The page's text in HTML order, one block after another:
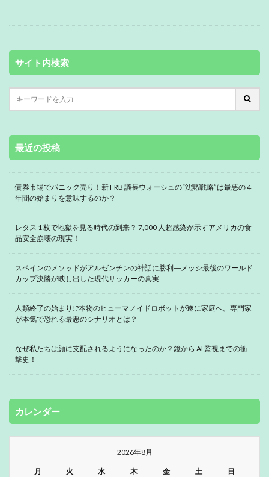
サイト内検索
最近の投稿
債券市場でパニック売り！新 FRB 議長ウォーシュの“沈黙戦略”は最悪の 4
年間の始まりを意味するのか？
レタス 1 枚で地獄を見る時代の到来？ 7,000 人超感染が示すアメリカの食
品安全崩壊の現実！
スペインのメソッドがアルゼンチンの神話に勝利―メッシ最後のワールド
カップ決勝が映し出した現代サッカーの真実
人類終了の始まり!?本物のヒューマノイドロボットが遂に家庭へ。専門家
が本気で恐れる最悪のシナリオとは？
なぜ私たちは顔に支配されるようになったのか？鏡から AI 監視までの衝
撃史！
カレンダー
2026年8月
月 火 水 木 金 土 日